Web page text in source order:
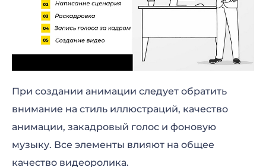
При создании анимации следует обратить
внимание на стиль иллюстраций, качество
анимации, закадровый голос и фоновую
музыку. Все элементы влияют на общее
качество видеоролика.